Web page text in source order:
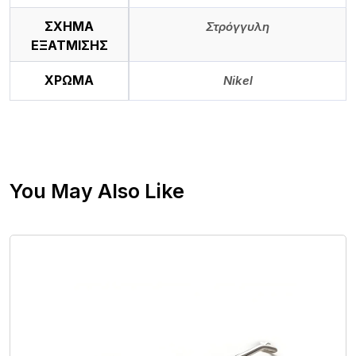
ΣΧΗΜΑ
ΕΞΑΤΜΙΣΗΣ
Στρόγγυλη
ΧΡΩΜΑ Nikel
You May Also Like